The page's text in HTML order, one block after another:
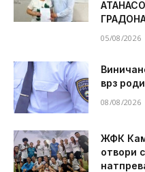
05/08/2026
врз
08/08/2026
ЖФК
отвори